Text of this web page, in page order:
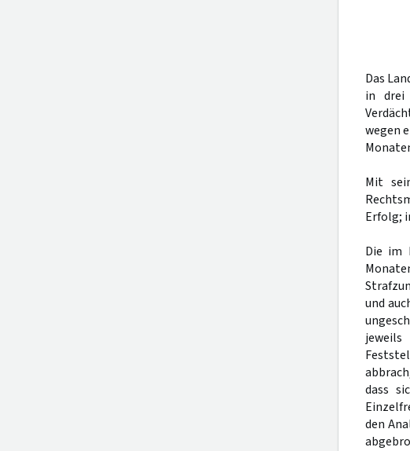
Das
in drei
wegen
Mit
Erfolg;
Die im
und
dass
den